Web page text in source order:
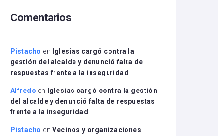
disminuir
el
Comentarios
Pistacho en
Iglesias cargó contra la
gestión del alcalde y denunció falta de
respuestas frente a la inseguridad
Alfredo en
Iglesias cargó contra la gestión
del alcalde y denunció falta de respuestas
frente a la inseguridad
Pistacho enVecinos y organizaciones